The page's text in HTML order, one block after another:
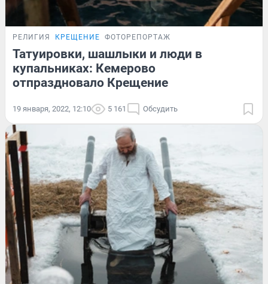
РЕЛИГИЯ КРЕЩЕНИЕ ФОТОРЕПОРТАЖ
Татуировки, шашлыки и люди в
купальниках: Кемерово
отпраздновало Крещение
19 января, 2022, 12:10 5 161 Обсудить